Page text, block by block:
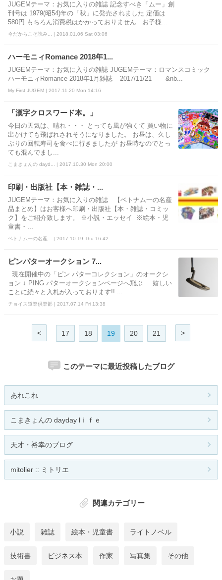
JUGEMテーマ：お気に入りの雑誌 記念すべき「ムー」創
刊号は 1979(昭54)年の「秋」に発売されました 定価は
580円 もちろん消費税はかかっておりません お子様...
今だからこそ読み... | 2018.01.06 Sat 03:06
ハーモニィRomance 2018年1...
JUGEMテーマ：お気に入りの雑誌 JUGEMテーマ：ロマンスコミック
ハーモニィRomance 2018年1月雑誌 – 2017/11/21 &nb...
My First JUGEM | 2017.11.20 Mon 14:16
「漢字クロスワード本。」
今日の天気は、晴れ・・・ とっても風が強くて 買い物に
出かけても飛ばれされそうになりました。 お昼は、久し
ぶりの回転寿司を食べに行きましたが お昼時なのでとっ
ても混んでまし...
こまきょんの dayd... | 2017.10.30 Mon 20:00
印刷・出版社【本・雑誌・...
JUGEMテーマ：お気に入りの雑誌 【ベトナム一の名産
品まとめ】はお客様へ印刷・出版社【本・雑誌・コミッ
ク】をご紹介致します。 ※小説・エッセイ ※絵本・児
童書・...
ベトナム一の名産... | 2017.10.19 Thu 16:42
ピンパターオークション 7...
現在開催中の「ピン パターコレクション」のオークシ
ョン ↓ PING パターオークションページへ飛ぶ 嬉しい
ことに続々と入札が入っております!! ...
チョイス道楽倶楽部 | 2017.07.14 Fri 13:38
< 17 18 19 20 21 >
このテーマに最近投稿したブログ
あれこれ
こまきょんの dayday lｉｆｅ
天才・裕幸のブログ
mitolier :: ミトリエ
関連カテゴリー
小説 雑誌 絵本・児童書 ライトノベル
技術書 ビジネス本 作家 写真集 その他